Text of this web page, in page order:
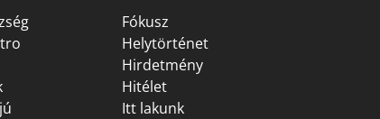
Fókusz
Helytörténet
Hirdetmény
Hitélet
Itt lakunk